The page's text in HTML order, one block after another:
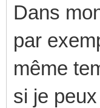
Dans
par
même
si je